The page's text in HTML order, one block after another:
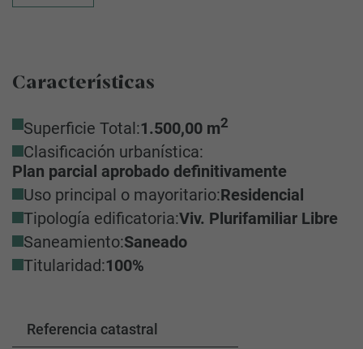
Características
Superficie Total:1.500,00 m2
Clasificación urbanística:
Plan parcial aprobado definitivamente
Uso principal o mayoritario:Residencial
Tipología edificatoria:Viv. Plurifamiliar Libre
Saneamiento:Saneado
Titularidad:100%
Referencia catastral